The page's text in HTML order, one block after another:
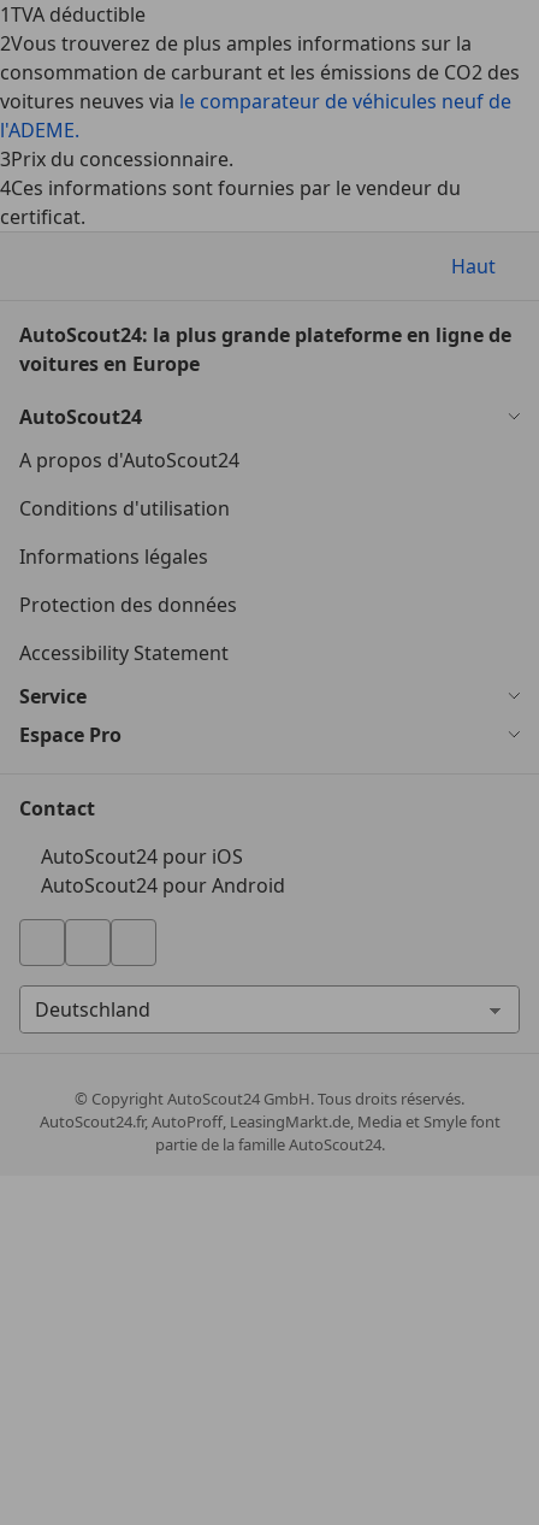
1TVA déductible
2Vous trouverez de plus amples informations sur la
consommation de carburant et les émissions de CO2 des
voitures neuves via le comparateur de véhicules neuf de
l'ADEME.
3Prix du concessionnaire.
4Ces informations sont fournies par le vendeur du
certificat.
Haut
AutoScout24: la plus grande plateforme en ligne de
voitures en Europe
AutoScout24
A propos d'AutoScout24
Conditions d'utilisation
Informations légales
Protection des données
Accessibility Statement
Service
Espace Pro
Contact
AutoScout24 pour iOS
AutoScout24 pour Android
© CopyrightAutoScout24 GmbH. Tous droits réservés.
AutoScout24.fr, AutoProff, LeasingMarkt.de, Media et Smyle font
partie de la famille AutoScout24.